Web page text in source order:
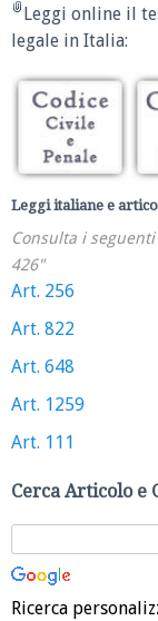
Leggi online il
legale in Italia:
Leggi italiane e
Consulta i
426"
Art. 256
Art. 822
Art. 648
Art. 1259
Art. 111
Cerca Articolo e
Ricerca